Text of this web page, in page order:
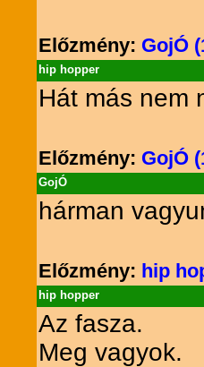
Előzmény: GojÓ
hip hopper
Hát más nem
Előzmény: GojÓ
GojÓ
hárman
Előzmény: hip
hip hopper
Az fasza.
Meg vagyok.